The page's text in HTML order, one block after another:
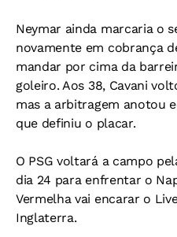
Neymar ainda marcaria o
novamente em cobrança
mandar por cima da
goleiro. Aos 38, Cavani
mas a arbitragem anotou
que definiu o placar.
O PSG voltará a campo
dia 24 para enfrentar o
Vermelha vai encarar o
Inglaterra.